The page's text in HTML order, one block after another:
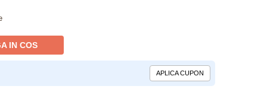
IN COS
APLICA CUPON